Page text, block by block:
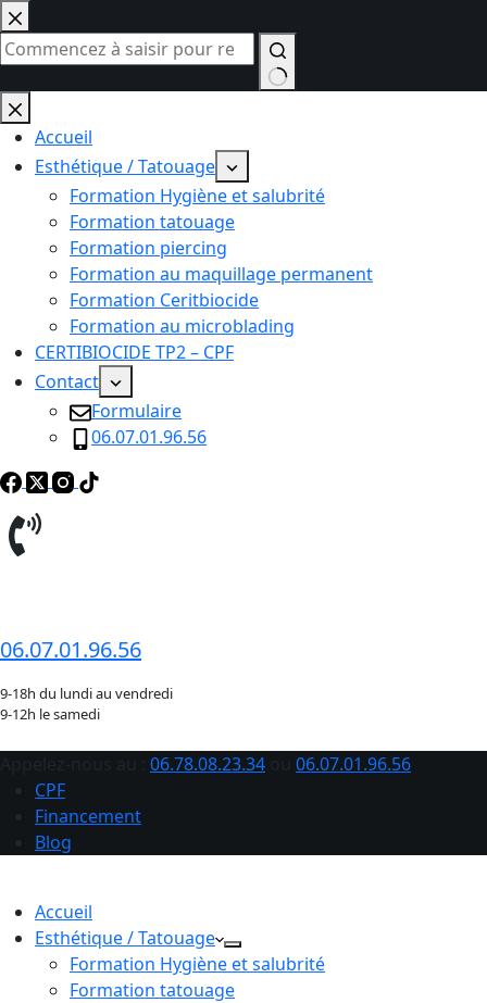
Passer
au
contenu
Aucun
résultatAccueil
Esthétique / Tatouage
Formation Hygiène et salubrité
Formation tatouage
Formation piercing
Formation au maquillage permanent
Formation Ceritbiocide
Formation au microblading
CERTIBIOCIDE TP2 – CPF
Contact
Formulaire
06.07.01.96.56
06.07.01.96.56
9-18h du lundi au vendredi
9-12h le samedi
06.78.08.23.34
06.07.01.96.56
CPF
Financement
Blog
Accueil
Esthétique / Tatouage
Formation Hygiène et salubrité
Formation tatouage